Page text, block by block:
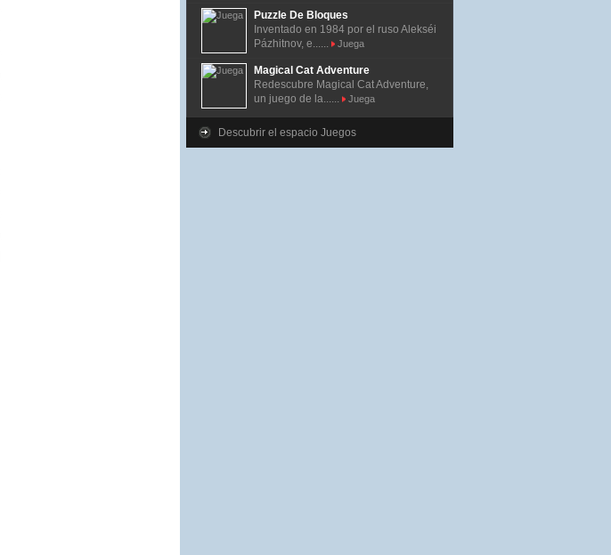
Puzzle De Bloques
Inventado en 1984 por el ruso Alekséi
Pázhitnov, e......
Juega
Magical Cat Adventure
Redescubre Magical Cat Adventure,
un juego de la......
Juega
Descubrir el espacio Juegos